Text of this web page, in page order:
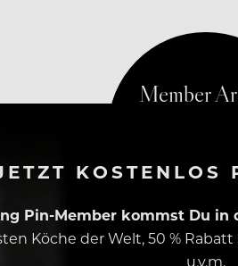
den USA die vierte Woche
KOSTENLOS
Pin-Member kommst Du in
Köche der Welt, 50 %
u.v.m.